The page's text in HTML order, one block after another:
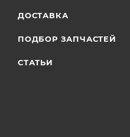
ДОСТАВКА
ПОДБОР ЗАПЧАСТЕЙ
СТАТЬИ